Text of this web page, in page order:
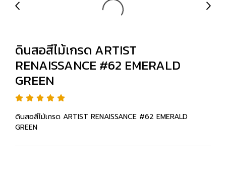
ดินสอสีไม้เกรด ARTIST
RENAISSANCE #62 EMERALD
GREEN
ดินสอสีไม้เกรด ARTIST RENAISSANCE #62 EMERALD
GREEN